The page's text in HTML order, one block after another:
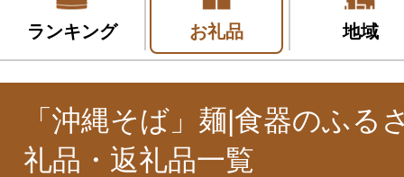
ランキング お礼品 地域
「沖縄そば」麺|食器のふる
礼品・返礼品一覧